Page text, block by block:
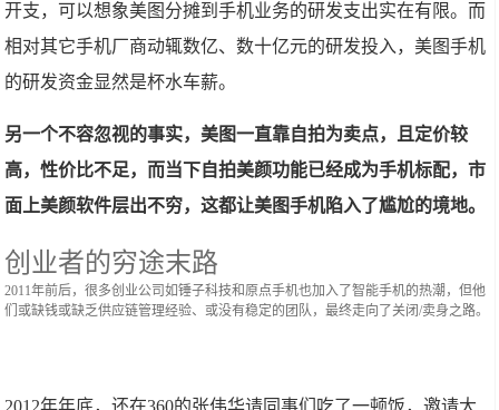
开支，可以想象美图分摊到手机业务的研发支出实在有限。而
相对其它手机厂商动辄数亿、数十亿元的研发投入，美图手机
的研发资金显然是杯水车薪。
另一个不容忽视的事实，美图一直靠自拍为卖点，且定价较
高，性价比不足，而当下自拍美颜功能已经成为手机标配，市
面上美颜软件层出不穷，这都让美图手机陷入了尴尬的境地。
创业者的穷途末路
2011年前后，很多创业公司如锤子科技和原点手机也加入了智能手机的热潮，但他
们或缺钱或缺乏供应链管理经验、或没有稳定的团队，最终走向了关闭/卖身之路。
2012年年底，还在360的张伟华请同事们吃了一顿饭，邀请大